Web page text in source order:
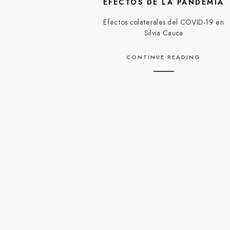
EFECTOS DE LA PANDEMIA
Efectos colaterales del COVID-19 en
Silvia Cauca
CONTINUE READING